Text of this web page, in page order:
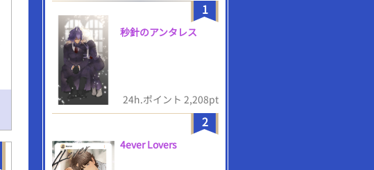
1
秒針のアンタレス
24h.ポイント 2,208pt
2
4ever Lovers